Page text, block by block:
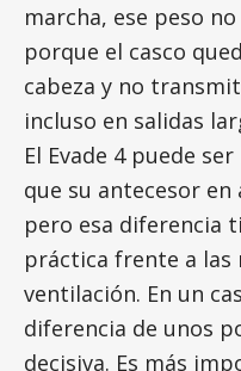
marcha, ese peso
porque el casco
cabeza y no
incluso en salidas
El Evade 4 puede
que su antecesor
pero esa diferencia
práctica frente a las
ventilación. En un
diferencia de unos
decisiva. Es más